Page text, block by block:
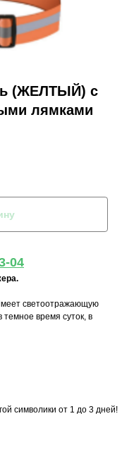
(ЖЕЛТЫЙ) с
лямками
04
светоотражающую
время суток, в
символики от 1 до 3 дней!